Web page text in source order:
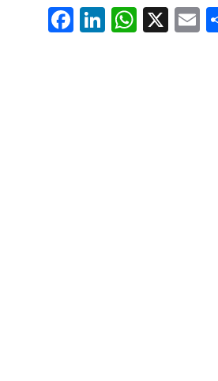
Fa
ce
Li
nk
W
ha
X E
m